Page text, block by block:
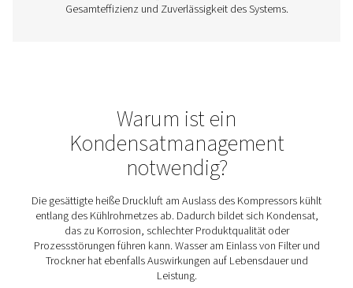
heiße Druckluft, bevor sie nachgeschaltete Anlagen
Prozess reduziert die Feuchtigkeit und verhindert
die Korrosion, Schäden und schlechte
verursachen kann. Durch die Entfernung überschüssiger
Feuchtigkeit steigern Nachkühler die Systemeffizienz,
Geräte und verbessern die Zuverlässigkeit in
Fertigung, der Lebensmittel- und Getränkeindustrie
Pharmaindustrie.